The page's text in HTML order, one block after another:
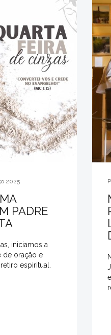
2025
PADRE
iniciamos a
de oração e
espiritual.